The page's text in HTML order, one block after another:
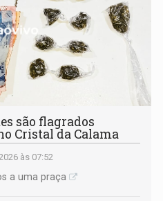
são flagrados
Cristal da Calama
às 07:52
a uma praça